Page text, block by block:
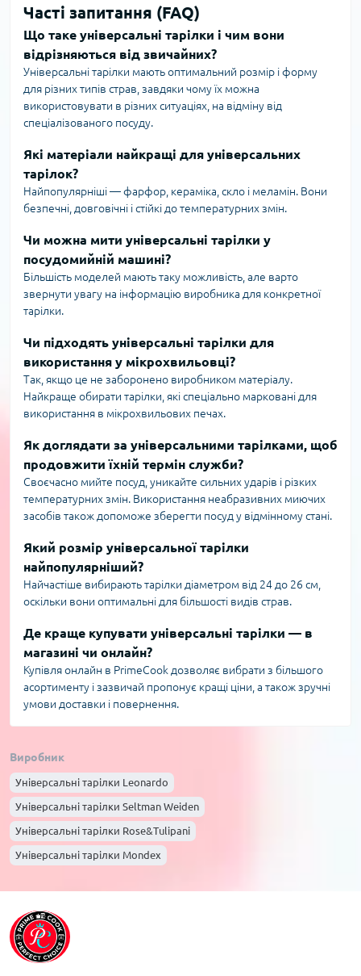
Часті запитання (FAQ)
Що таке універсальні тарілки і чим вони
відрізняються від звичайних?
Універсальні тарілки мають оптимальний розмір і форму
для різних типів страв, завдяки чому їх можна
використовувати в різних ситуаціях, на відміну від
спеціалізованого посуду.
Які матеріали найкращі для універсальних
тарілок?
Найпопулярніші — фарфор, кераміка, скло і меламін. Вони
безпечні, довговічні і стійкі до температурних змін.
Чи можна мити універсальні тарілки у
посудомийній машині?
Більшість моделей мають таку можливість, але варто
звернути увагу на інформацію виробника для конкретної
тарілки.
Чи підходять універсальні тарілки для
використання у мікрохвильовці?
Так, якщо це не заборонено виробником матеріалу.
Найкраще обирати тарілки, які спеціально марковані для
використання в мікрохвильових печах.
Як доглядати за універсальними тарілками, щоб
продовжити їхній термін служби?
Своєчасно мийте посуд, уникайте сильних ударів і різких
температурних змін. Використання неабразивних миючих
засобів також допоможе зберегти посуд у відмінному стані.
Який розмір універсальної тарілки
найпопулярніший?
Найчастіше вибирають тарілки діаметром від 24 до 26 см,
оскільки вони оптимальні для більшості видів страв.
Де краще купувати універсальні тарілки — в
магазині чи онлайн?
Купівля онлайн в PrimeCook дозволяє вибрати з більшого
асортименту і зазвичай пропонує кращі ціни, а також зручні
умови доставки і повернення.
Виробник
Універсальні тарiлки Leonardo
Універсальні тарiлки Seltman Weiden
Універсальні тарiлки Rose&Tulipani
Універсальні тарiлки Mondex